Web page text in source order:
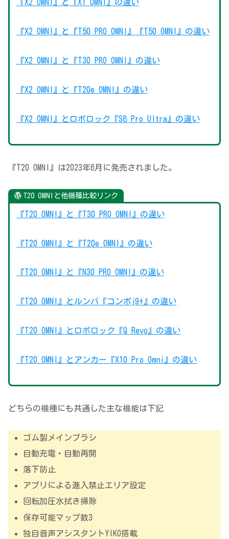
『X2 OMNI』と『X1 OMNI』の違い
『X2 OMNI』と『T50 PRO OMNI』『T50 OMNI』の違い
『X2 OMNI』と『T30 PRO OMNI』の違い
『X2 OMNI』と『T20e OMNI』の違い
『X2 OMNI』とロボロック『S8 Pro Ultra』の違い
『T20 OMNI』は2023年6月に発売されました。
T20 OMNIと他機種比較リンク
『T20 OMNI』と『T30 PRO OMNI』の違い
『T20 OMNI』と『T20e OMNI』の違い
『T20 OMNI』と『N30 PRO OMNI』の違い
『T20 OMNI』とルンバ『コンボj9+』の違い
『T20 OMNI』とロボロック『Q Revo』の違い
『T20 OMNI』とアンカー『X10 Pro Omni』の違い
どちらの機種にも共通した主な機能は下記
ゴム製メインブラシ
自動充電・自動再開
落下防止
アプリによる進入禁止エリア設定
回転加圧水拭き掃除
保存可能マップ数3
独自音声アシスタントYIKO搭載